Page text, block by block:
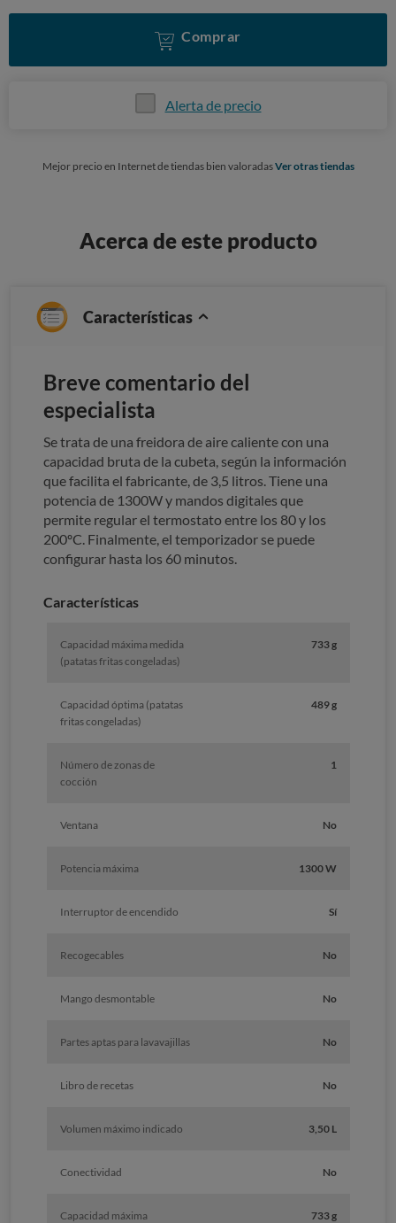
Comprar
Alerta de precio
Mejor precio en Internet de tiendas bien valoradasVer otras tiendas
Acerca de este producto
Características
Breve comentario del
especialista
Se trata de una freidora de aire caliente con una
capacidad bruta de la cubeta, según la información
que facilita el fabricante, de 3,5 litros. Tiene una
potencia de 1300W y mandos digitales que
permite regular el termostato entre los 80 y los
200ºC. Finalmente, el temporizador se puede
configurar hasta los 60 minutos.
Características
Capacidad máxima medida
(patatas fritas congeladas)
733 g
Capacidad óptima (patatas
fritas congeladas)
489 g
Número de zonas de
cocción
1
Ventana No
Potencia máxima 1300 W
Interruptor de encendido Sí
Recogecables No
Mango desmontable No
Partes aptas para lavavajillas No
Libro de recetas No
Volumen máximo indicado 3,50 L
Conectividad No
Capacidad máxima 733 g